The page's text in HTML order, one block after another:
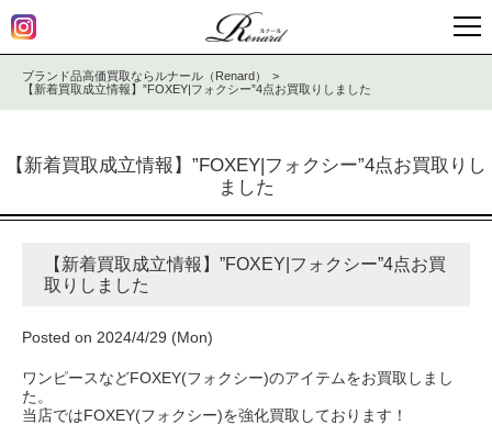
ブランド品高価買取ならルナール（Renard）
【新着買取成立情報】”FOXEY|フォクシー”4点お買取りしました
【新着買取成立情報】”FOXEY|フォクシー”4点お買取りし
ました
【新着買取成立情報】”FOXEY|フォクシー”4点お買
取りしました
Posted on 2024/4/29 (Mon)
ワンピースなどFOXEY(フォクシー)のアイテムをお買取しまし
た。
当店ではFOXEY(フォクシー)を強化買取しております！